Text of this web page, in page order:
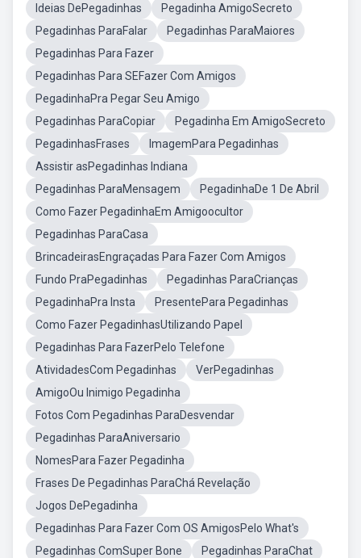
Ideias DePegadinhas
Pegadinha AmigoSecreto
Pegadinhas ParaFalar
Pegadinhas ParaMaiores
Pegadinhas Para Fazer
Pegadinhas Para SEFazer Com Amigos
PegadinhaPra Pegar Seu Amigo
Pegadinhas ParaCopiar
Pegadinha Em AmigoSecreto
PegadinhasFrases
ImagemPara Pegadinhas
Assistir asPegadinhas Indiana
Pegadinhas ParaMensagem
PegadinhaDe 1 De Abril
Como Fazer PegadinhaEm Amigoocultor
Pegadinhas ParaCasa
BrincadeirasEngraçadas Para Fazer Com Amigos
Fundo PraPegadinhas
Pegadinhas ParaCrianças
PegadinhaPra Insta
PresentePara Pegadinhas
Como Fazer PegadinhasUtilizando Papel
Pegadinhas Para FazerPelo Telefone
AtividadesCom Pegadinhas
VerPegadinhas
AmigoOu Inimigo Pegadinha
Fotos Com Pegadinhas ParaDesvendar
Pegadinhas ParaAniversario
NomesPara Fazer Pegadinha
Frases De Pegadinhas ParaChá Revelação
Jogos DePegadinha
Pegadinhas Para Fazer Com OS AmigosPelo What's
Pegadinhas ComSuper Bone
Pegadinhas ParaChat